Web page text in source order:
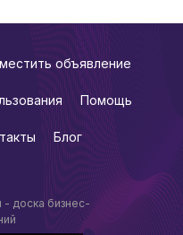
доска бизнес-
объявление
Помощь
Блог